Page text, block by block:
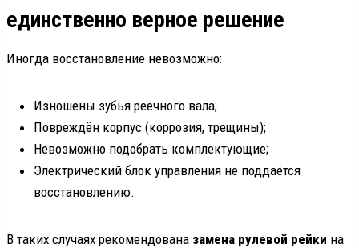
единственно верное решение
Иногда восстановление невозможно:
Изношены зубья реечного вала;
Повреждён корпус (коррозия, трещины);
Невозможно подобрать комплектующие;
Электрический блок управления не поддаётся
восстановлению.
В таких случаях рекомендована замена рулевой рейки на